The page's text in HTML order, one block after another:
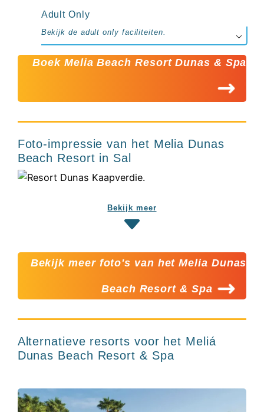
Adult Only
Bekijk de adult only faciliteiten.
Boek Melia Beach Resort Dunas & Spa
Foto-impressie van het Melia Dunas
Beach Resort in Sal
Bekijk meer
Bekijk meer foto's van het Melia Dunas
Beach Resort & Spa
Alternatieve resorts voor het Meliá
Dunas Beach Resort & Spa